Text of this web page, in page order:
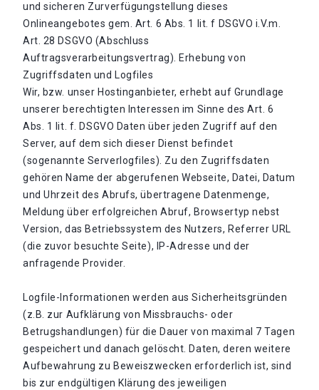
und sicheren Zurverfügungstellung dieses
Onlineangebotes gem. Art. 6 Abs. 1 lit. f DSGVO i.V.m.
Art. 28 DSGVO (Abschluss
Auftragsverarbeitungsvertrag). Erhebung von
Zugriffsdaten und Logfiles
Wir, bzw. unser Hostinganbieter, erhebt auf Grundlage
unserer berechtigten Interessen im Sinne des Art. 6
Abs. 1 lit. f. DSGVO Daten über jeden Zugriff auf den
Server, auf dem sich dieser Dienst befindet
(sogenannte Serverlogfiles). Zu den Zugriffsdaten
gehören Name der abgerufenen Webseite, Datei, Datum
und Uhrzeit des Abrufs, übertragene Datenmenge,
Meldung über erfolgreichen Abruf, Browsertyp nebst
Version, das Betriebssystem des Nutzers, Referrer URL
(die zuvor besuchte Seite), IP-Adresse und der
anfragende Provider.
Logfile-Informationen werden aus Sicherheitsgründen
(z.B. zur Aufklärung von Missbrauchs- oder
Betrugshandlungen) für die Dauer von maximal 7 Tagen
gespeichert und danach gelöscht. Daten, deren weitere
Aufbewahrung zu Beweiszwecken erforderlich ist, sind
bis zur endgültigen Klärung des jeweiligen